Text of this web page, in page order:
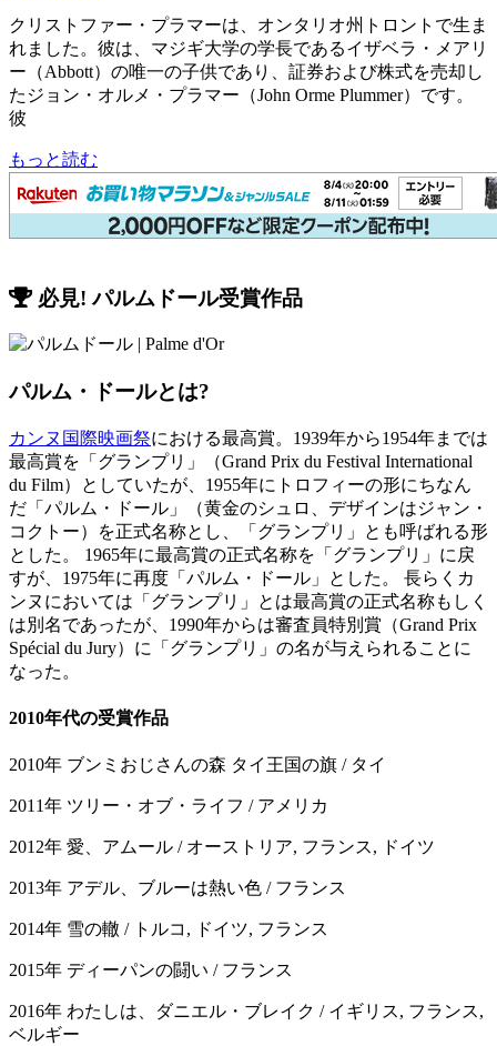
クリストファー・プラマーは、オンタリオ州トロントで生ま
れました。彼は、マジギ大学の学長であるイザベラ・メアリ
ー（Abbott）の唯一の子供であり、証券および株式を売却し
たジョン・オルメ・プラマー（John Orme Plummer）です。
彼
もっと読む
必見! パルムドール受賞作品
パルム・ドールとは?
カンヌ国際映画祭における最高賞。1939年から1954年までは
最高賞を「グランプリ」（Grand Prix du Festival International
du Film）としていたが、1955年にトロフィーの形にちなん
だ「パルム・ドール」（黄金のシュロ、デザインはジャン・
コクトー）を正式名称とし、「グランプリ」とも呼ばれる形
とした。 1965年に最高賞の正式名称を「グランプリ」に戻
すが、1975年に再度「パルム・ドール」とした。 長らくカ
ンヌにおいては「グランプリ」とは最高賞の正式名称もしく
は別名であったが、1990年からは審査員特別賞（Grand Prix
Spécial du Jury）に「グランプリ」の名が与えられることに
なった。
2010年代の受賞作品
2010年 ブンミおじさんの森 タイ王国の旗 / タイ
2011年 ツリー・オブ・ライフ / アメリカ
2012年 愛、アムール / オーストリア, フランス, ドイツ
2013年 アデル、ブルーは熱い色 / フランス
2014年 雪の轍 / トルコ, ドイツ, フランス
2015年 ディーパンの闘い / フランス
2016年 わたしは、ダニエル・ブレイク / イギリス, フランス,
ベルギー